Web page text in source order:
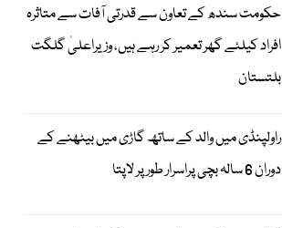
حکومت سندھ کے تعاون سے قدرتی آفات سے متاثرہ
افراد کیلئے گھر تعمیر کر رہے ہیں، وزیراعلیٰ گلگت
بلتستان
راولپنڈی میں والد کے ساتھ گاڑی میں بیٹھنے کے
دوران 6 سالہ بچی پراسرار طور پر لاپتا